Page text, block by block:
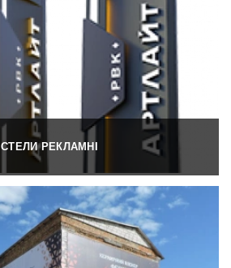
СТЕЛИ РЕКЛАМНІ